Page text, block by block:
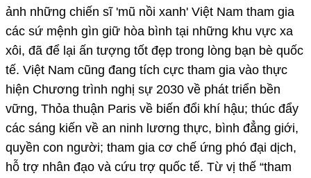
ảnh những chiến sĩ 'mũ nồi xanh' Việt Nam tham gia
các sứ mệnh gìn giữ hòa bình tại những khu vực xa
xôi, đã để lại ấn tượng tốt đẹp trong lòng bạn bè quốc
tế. Việt Nam cũng đang tích cực tham gia vào thực
hiện Chương trình nghị sự 2030 về phát triển bền
vững, Thỏa thuận Paris về biến đổi khí hậu; thúc đẩy
các sáng kiến về an ninh lương thực, bình đẳng giới,
quyền con người; tham gia cơ chế ứng phó đại dịch,
hỗ trợ nhân đạo và cứu trợ quốc tế. Từ vị thế “tham